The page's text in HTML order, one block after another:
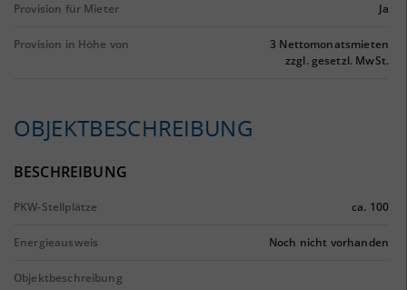
Provision für Mieter Ja
Provision in Höhe von
3 Nettomonatsmieten
zzgl. gesetzl. MwSt.
OBJEKTBESCHREIBUNG
BESCHREIBUNG
PKW-Stellplätze ca. 100
Energieausweis Noch nicht vorhanden
Objektbeschreibung